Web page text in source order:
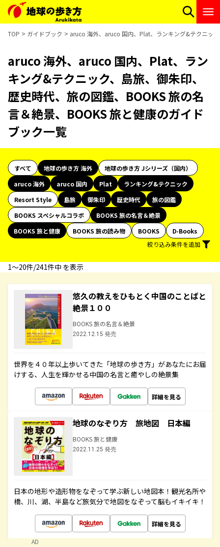
TOP ガイドブック aruco 海外、aruco 国内、Plat、ランキング&テクニッ
aruco 海外、aruco 国内、Plat、ラン
キング&テクニック、島旅、御朱印、
歴史時代、旅の図鑑、BOOKS 旅の名
言＆絶景、BOOKS 旅と健康のガイド
ブック一覧
すべて 地球の歩き方 海外
地球の歩き方 Jシリーズ（国内）
aruco 海外
aruco 国内 Plat
ランキング&テクニック
Resort Style
島旅 御朱印 歴史時代
旅の図鑑
BOOKS スペシャルコラボ
BOOKS 旅の名言＆絶景
BOOKS 旅と健康
BOOKS 旅の読み物 BOOKS
D-Books
絞り込み条件を追加
1〜20件/241件中 を表示
悠久の教えをひもとく中国のことばと
絶景１００
BOOKS 旅の名言＆絶景
2022.12.15 発売
世界を４０年以上歩いてきた「地球の歩き方」があなたにお届
けする、人生を輝かせる中国の名言と癒やしの絶景集
詳細を見る
地球のなぞり方 旅地図 日本編
BOOKS 旅と健康
2022.11.25 発売
日本の地形や造形物をなぞって学ぶ新しい地図本！観光名所や
橋、川、湖、半島など旅気分で地図をなぞって脳もイキイキ！
詳細を見る
AD